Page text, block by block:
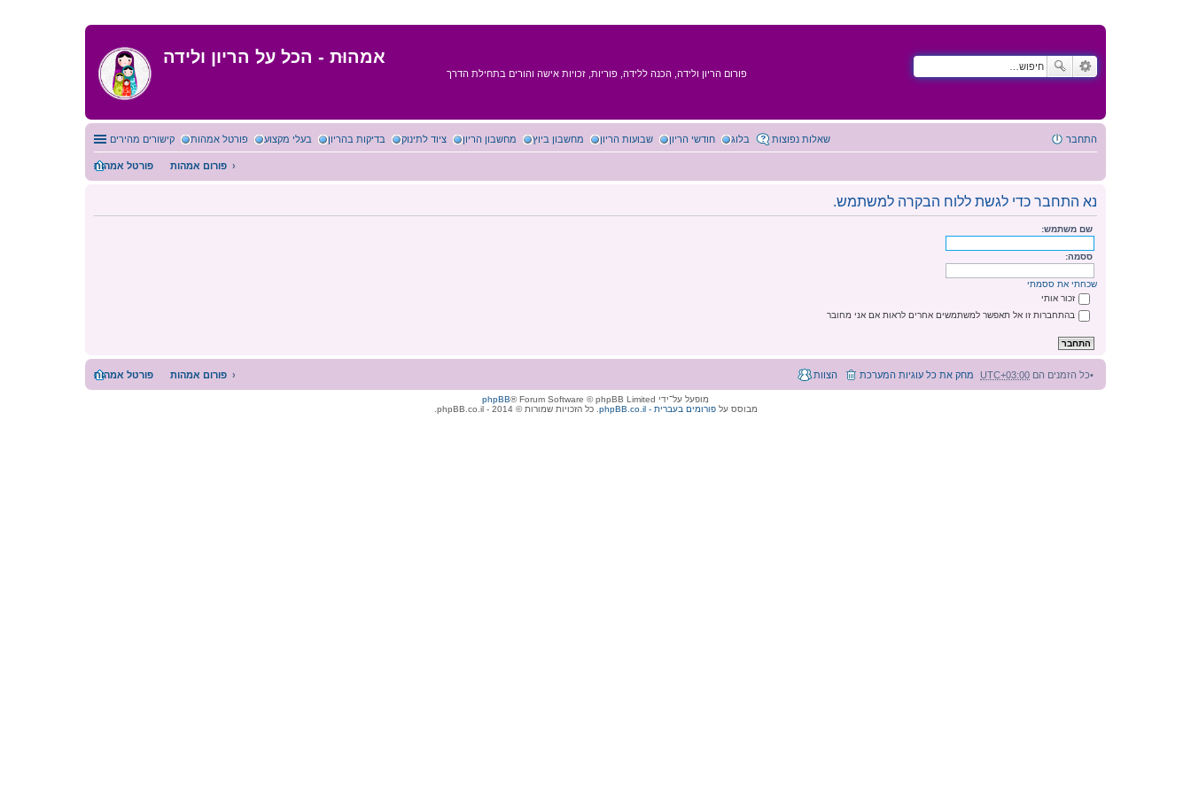
אמהוּת - הכל על הריון ולידה
פורום הריון ולידה, הכנה ללידה, פוריות, זכויות אישה והורים בתחילת הדרך
קישורים מהירים פורטל אמהות בעלי מקצוע בדיקות בהריון ציוד לתינוק מחשבון הריון מחשבון ביוץ שבועות הריון חודשי הריון בלוג שאלות נפוצות התחבר
פורטל אמהות פורום אמהות
נא התחבר כדי לגשת ללוח הבקרה למשתמש.
שם משתמש:
ססמה:
שכחתי את ססמתי
זכור אותי
בהתחברות זו אל תאפשר למשתמשים אחרים לראות אם אני מחובר
פורטל אמהות פורום אמהות כל הזמנים הם UTC+03:00 מחק את כל עוגיות המערכת הצוות
מופעל על־ידי phpBB® Forum Software © phpBB Limited
מבוסס עלphpBB.co.il - פורומים בעברית . כל הזכויות שמורות © 2014 - phpBB.co.il.